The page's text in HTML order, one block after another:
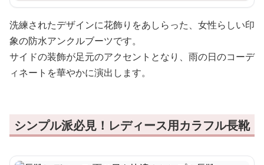
洗練されたデザインに花飾りをあしらった、女性らしい印
象の防水アンクルブーツです。
サイドの装飾が足元のアクセントとなり、雨の日のコーデ
ィネートを華やかに演出します。
シンプル派必見！レディース用カラフル長靴